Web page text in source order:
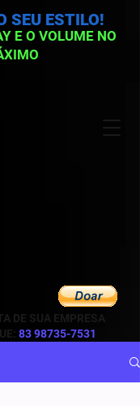
DE SUA EMPRESA
83 98735-7531
E O VOLUME NO
SEU ESTILO!